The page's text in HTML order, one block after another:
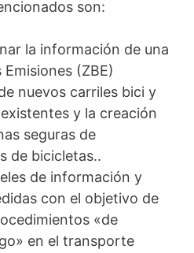
son:
la información de una
Emisiones (ZBE)
nuevos carriles bici y
y la creación
seguras de
de bicicletas..
de información y
con el objetivo de
«de
en el transporte